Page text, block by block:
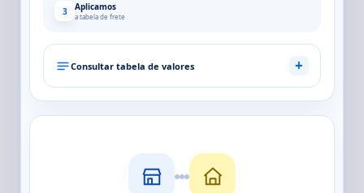
3 Aplicamos
a tabela de frete
Consultar tabela de valores +